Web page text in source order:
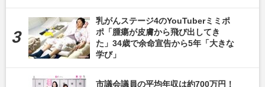
乳がんステージ4のYouTuberミミポ
ポ「腫瘍が皮膚から飛び出してき
た」34歳で余命宣告から5年「大きな
学び」
市議会議員の平均年収は約700万円！